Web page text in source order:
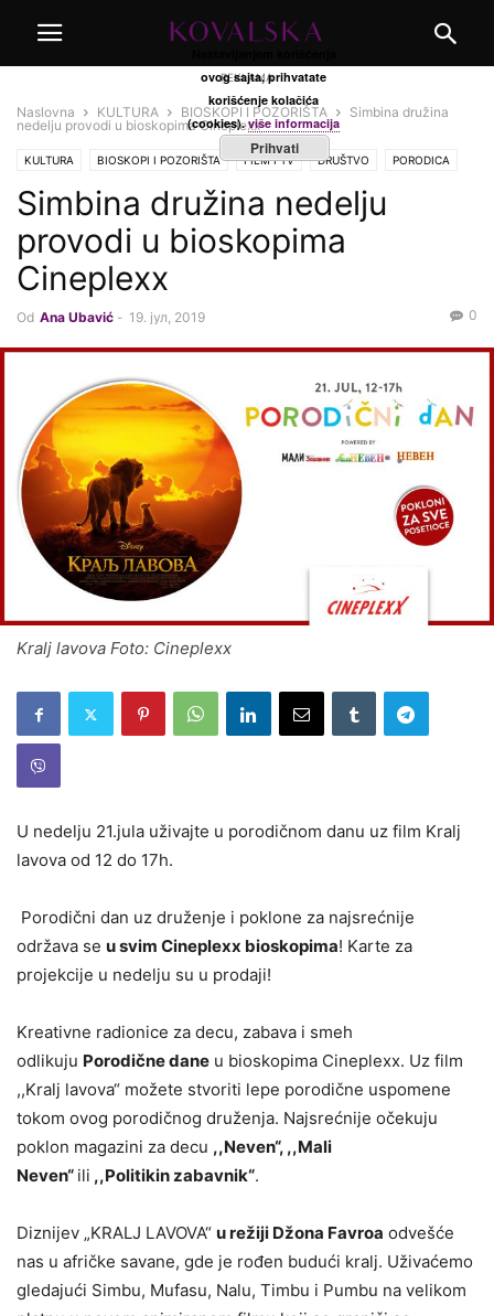
REKLAMA
Naslovna KULTURA BIOSKOPI I POZORIŠTA
Simbina družina
nedelju provodi u bioskopima Cineplexx
KULTURA BIOSKOPI I POZORIŠTA FILM I TV DRUŠTVO PORODICA
Simbina družina nedelju
provodi u bioskopima
Cineplexx
Od Ana Ubavić - 19. јул, 2019 0
Kralj lavova Foto: Cineplexx
U nedelju 21.jula uživajte u porodičnom danu uz film Kralj
lavova od 12 do 17h.
Porodični dan uz druženje i poklone za najsrećnije
održava se u svim Cineplexx bioskopima! Karte za
projekcije u nedelju su u prodaji!
Kreativne radionice za decu, zabava i smeh
odlikuju Porodične dane u bioskopima Cineplexx. Uz film
,,Kralj lavova“ možete stvoriti lepe porodične uspomene
tokom ovog porodičnog druženja. Najsrećnije očekuju
poklon magazini za decu ,,Neven“, ,,Mali
Neven“ ili ,,Politikin zabavnik“.
Diznijev „KRALJ LAVOVA“ u režiji Džona Favroa odvešće
nas u afričke savane, gde je rođen budući kralj. Uživaćemo
gledajući Simbu, Mufasu, Nalu, Timbu i Pumbu na velikom
ovog sajta, prihvatate
korišćenje kolačića
(cookies).više informacija
Prihvati